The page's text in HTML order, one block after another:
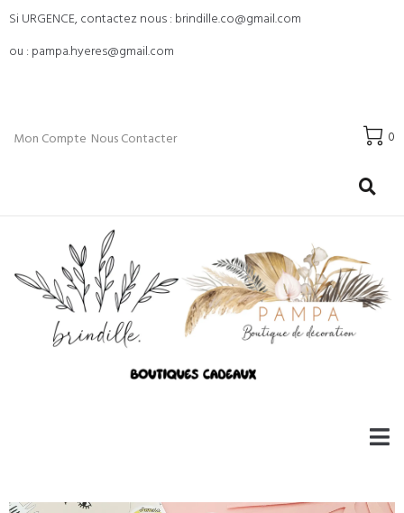
Si URGENCE, contactez nous : brindille.co@gmail.com
ou : pampa.hyeres@gmail.com
Mon Compte Nous Contacter 0